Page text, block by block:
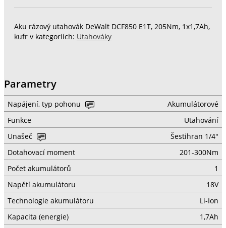
Aku rázový utahovák DeWalt DCF850 E1T, 205Nm, 1x1,7Ah,
kufr v kategoriích: Utahováky
Parametry
Napájení, typ pohonu
Akumulátorové
Funkce
Utahování
Unašeč
Šestihran 1/4"
Dotahovací moment
201-300Nm
Počet akumulátorů
1
Napětí akumulátoru
18V
Technologie akumulátoru
Li-Ion
Kapacita (energie)
1,7Ah